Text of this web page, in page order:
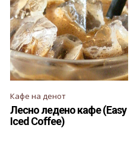
Кафе на денот
Лесно ледено кафе (Easy
Iced Coffee)